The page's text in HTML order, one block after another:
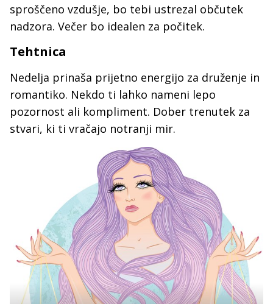
sproščeno vzdušje, bo tebi ustrezal občutek
nadzora. Večer bo idealen za počitek.
Tehtnica
Nedelja prinaša prijetno energijo za druženje in
romantiko. Nekdo ti lahko nameni lepo
pozornost ali kompliment. Dober trenutek za
stvari, ki ti vračajo notranji mir.